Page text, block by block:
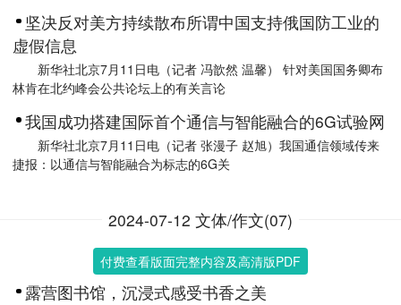
坚决反对美方持续散布所谓中国支持俄国防工业的
虚假信息
新华社北京7月11日电（记者 冯歆然 温馨） 针对美国国务卿布
林肯在北约峰会公共论坛上的有关言论
我国成功搭建国际首个通信与智能融合的6G试验网
新华社北京7月11日电（记者 张漫子 赵旭）我国通信领域传来
捷报：以通信与智能融合为标志的6G关
2024-07-12 文体/作文(07)
付费查看版面完整内容及高清版PDF
露营图书馆，沉浸式感受书香之美